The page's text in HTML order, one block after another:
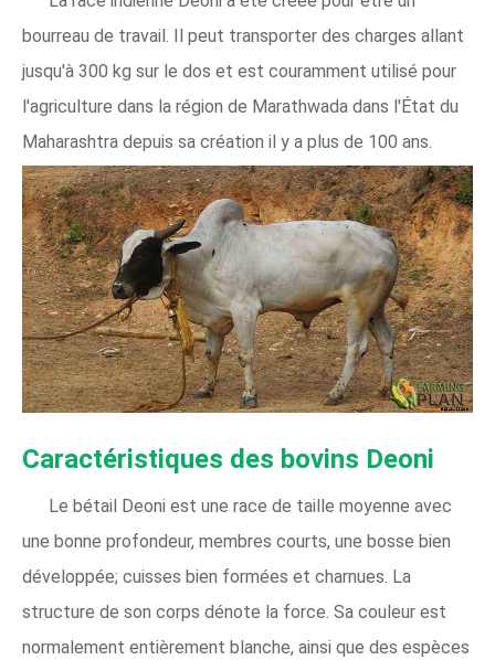
bourreau de travail. Il peut transporter des charges allant
jusqu'à 300 kg sur le dos et est couramment utilisé pour
l'agriculture dans la région de Marathwada dans l'État du
Maharashtra depuis sa création il y a plus de 100 ans.
Caractéristiques des bovins Deoni
Le bétail Deoni est une race de taille moyenne avec
une bonne profondeur, membres courts, une bosse bien
développée; cuisses bien formées et charnues. La
structure de son corps dénote la force. Sa couleur est
normalement entièrement blanche, ainsi que des espèces